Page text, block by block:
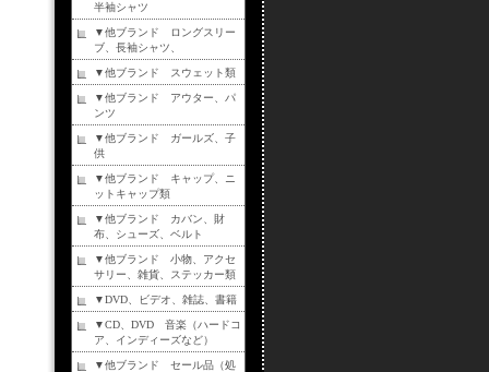
半袖シャツ
▼他ブランド ロングスリー
ブ、長袖シャツ、
▼他ブランド スウェット類
▼他ブランド アウター、パ
ンツ
▼他ブランド ガールズ、子
供
▼他ブランド キャップ、ニ
ットキャップ類
▼他ブランド カバン、財
布、シューズ、ベルト
▼他ブランド 小物、アクセ
サリー、雑貨、ステッカー類
▼DVD、ビデオ、雑誌、書籍
▼CD、DVD 音楽（ハードコ
ア、インディーズなど）
▼他ブランド セール品（処